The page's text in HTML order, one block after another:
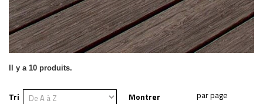
Il y a 10 produits.
Tri Montrer